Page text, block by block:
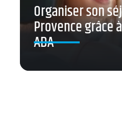
Organiser son
Provence grâce
ADA